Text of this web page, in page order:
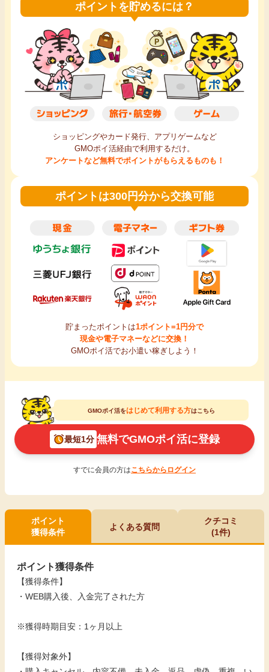
ポイントを貯めるには？
ショッピングやカード発行、アプリゲームなど
GMOポイ活経由で利用するだけ。
アンケートなど無料でポイントがもらえるものも！
ポイントは300円分から交換可能
貯まったポイントは1ポイント=1円分で
現金や電子マネーなどに交換！
GMOポイ活でお小遣い稼ぎしよう！
GMOポイ活をはじめて利用する方はこちら
最短1分 無料でGMOポイ活に登録
すでに会員の方はこちらからログイン
ポイント
獲得条件
よくある質問
クチコミ
(1件)
ポイント獲得条件
【獲得条件】
・WEB購入後、入金完了された方
※獲得時期目安：1ヶ月以上
【獲得対象外】